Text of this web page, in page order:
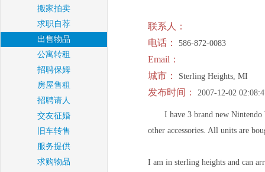
搬家拍卖
求职自荐
出售物品
公寓转租
招聘保姆
房屋售租
招聘请人
交友征婚
旧车转售
服务提供
求购物品
联系人：
电话：
586-872-0083
Email：
城市：
Sterling Heights, MI
发布时间： 2007-12-02
I have 3 brand new
other accessories. All units are
I am in sterling heights and can